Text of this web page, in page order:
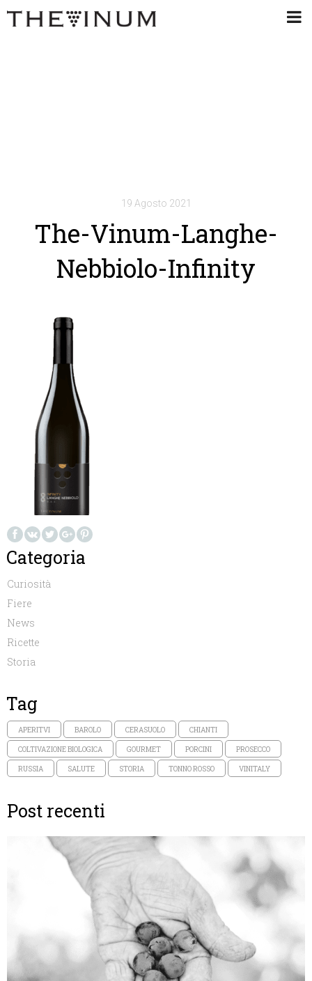
19 Agosto 2021
The-Vinum-Langhe-
Nebbiolo-Infinity
Categoria
Curiosità
Fiere
News
Ricette
Storia
Tag
APERITVI BAROLO CERASUOLO CHIANTI
COLTIVAZIONE BIOLOGICA GOURMET PORCINI PROSECCO
RUSSIA SALUTE STORIA TONNO ROSSO VINITALY
Post recenti